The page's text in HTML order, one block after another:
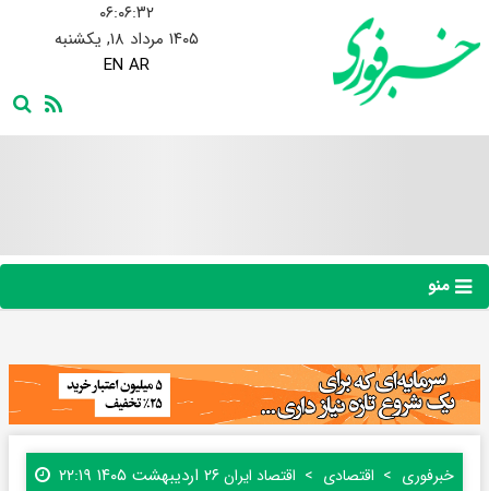
۰۶:۰۶:۳۳
۱۴۰۵ مرداد ۱۸, یکشنبه
EN AR
منو
خبرفوری اقتصادی اقتصاد ایران۲۶ اردیبهشت ۱۴۰۵ ۲۲:۱۹